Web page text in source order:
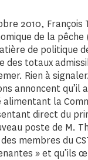
2010,
de la
de politique
des totaux
Rien à
annoncent
la
direct du
poste de M.
membres du
» et qu’ils